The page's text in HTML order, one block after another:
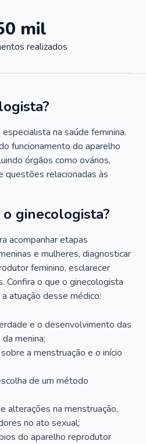
mil
realizados
na saúde feminina.
funcionamento do aparelho
órgãos como ovários,
questões relacionadas às
ginecologista?
acompanhar etapas
e mulheres, diagnosticar
feminino, esclarecer
Confira o que o ginecologista
atuação desse médico:
e o desenvolvimento das
menina;
a menstruação e o início
de um método
alterações na menstruação,
no ato sexual;
do aparelho reprodutor